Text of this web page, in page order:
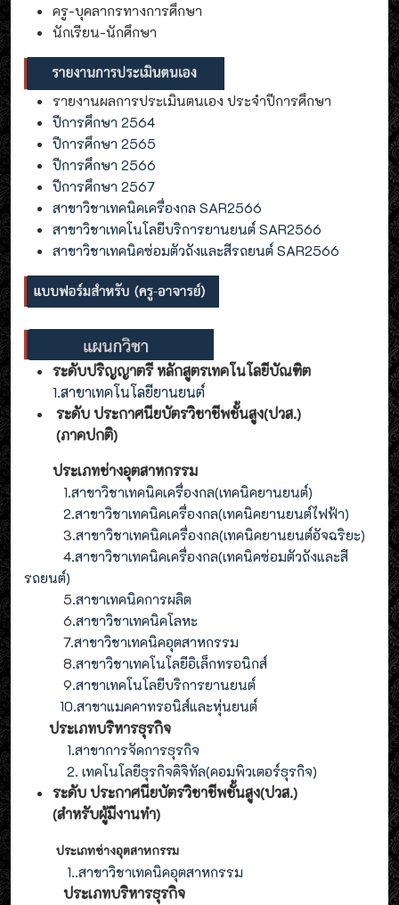
ครู-บุคลากรทางการศึกษา
นักเรียน-นักศึกษา
รายงานผลการประเมินตนเอง ประจำปีการศึกษา
ปีการศึกษา 2564
ปีการศึกษา 2565
ปีการศึกษา 2566
ปีการศึกษา 2567
สาขาวิชาเทคนิคเครื่องกล SAR2566
สาขาวิชาเทคโนโลยีบริการยานยนต์ SAR2566
สาขาวิชาเทคนิคซ่อมตัวถังและสีรถยนต์ SAR2566
ระดับปริญญาตรี หลักสูตรเทคโนโลยีบัณฑิต
1.สาขาเทคโนโลยียานยนต์
ระดับ ประกาศนียบัตรวิชาชีพชั้นสูง(ปวส.)
(ภาคปกติ)
ประเภทช่างอุตสาหกรรม
1.สาขาวิชาเทคนิคเครื่องกล(เทคนิคยานยนต์)
2.สาขาวิชาเทคนิคเครื่องกล(เทคนิคยานยนต์ไฟฟ้า)
3.สาขาวิชาเทคนิคเครื่องกล(เทคนิคยานยนต์อัจฉริยะ)
4.สาขาวิชาเทคนิคเครื่องกล(เทคนิคซ่อมตัวถังและสี
รถยนต์)
5.สาขาเทคนิคการผลิต
6.สาขาวิชาเทคนิคโลหะ
7.สาขาวิชาเทคนิคอุตสาหกรรม
8.สาขาวิชาเทคโนโลยีอิเล็กทรอนิกส์
9.สาขาเทคโนโลยีบริการยานยนต์
10.สาขาแมคคาทรอนิส์และหุ่นยนต์
ประเภทบริหารธุรกิจ
1.สาขาการจัดการธุรกิจ
2. เทคโนโลยีธุรกิจดิจิทัล(คอมพิวเตอร์ธุรกิจ)
ระดับ ประกาศนียบัตรวิชาชีพชั้นสูง(ปวส.)
(สำหรับผู้มีงานทำ)
ประเภทช่างอุตสาหกรรม
1..สาขาวิชาเทคนิคอุตสาหกรรม
ประเภทบริหารธุรกิจ